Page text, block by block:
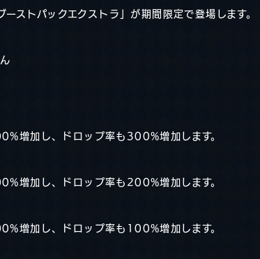
ストパックエクストラ」が期間限定で登場します。
増加し、ドロップ率も300%増加します。
増加し、ドロップ率も200%増加します。
増加し、ドロップ率も100%増加します。